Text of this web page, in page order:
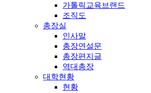
가톨릭교육브랜드
조직도
총장실
인사말
총장연설문
총장편지글
역대총장
대학현황
현황